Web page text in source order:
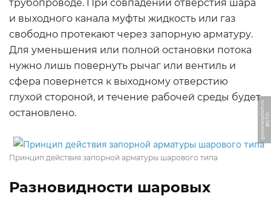
трубопроводе. При совпадении отверстия шара
и выходного канала муфты жидкость или газ
свободно протекают через запорную арматуру.
Для уменьшения или полной остановки потока
нужно лишь повернуть рычаг или вентиль и
сфера повернется к выходному отверстию
глухой стороной, и течение рабочей среды будет
остановлено.
Ф
О
Т
О:
g
u
s
y
a
t
a
o
p
t
o
m.
r
u
Принцип действия запорной арматуры шарового типа
Разновидности шаровых